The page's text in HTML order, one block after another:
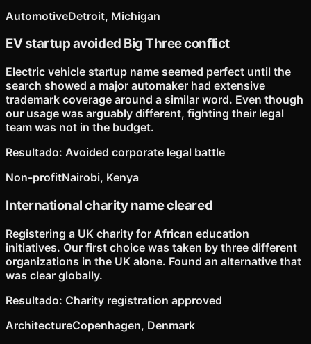
AutomotiveDetroit, Michigan
EV startup avoided Big Three conflict
Electric vehicle startup name seemed perfect until the
search showed a major automaker had extensive
trademark coverage around a similar word. Even though
our usage was arguably different, fighting their legal
team was not in the budget.
Resultado: Avoided corporate legal battle
Non-profitNairobi, Kenya
International charity name cleared
Registering a UK charity for African education
initiatives. Our first choice was taken by three different
organizations in the UK alone. Found an alternative that
was clear globally.
Resultado: Charity registration approved
ArchitectureCopenhagen, Denmark